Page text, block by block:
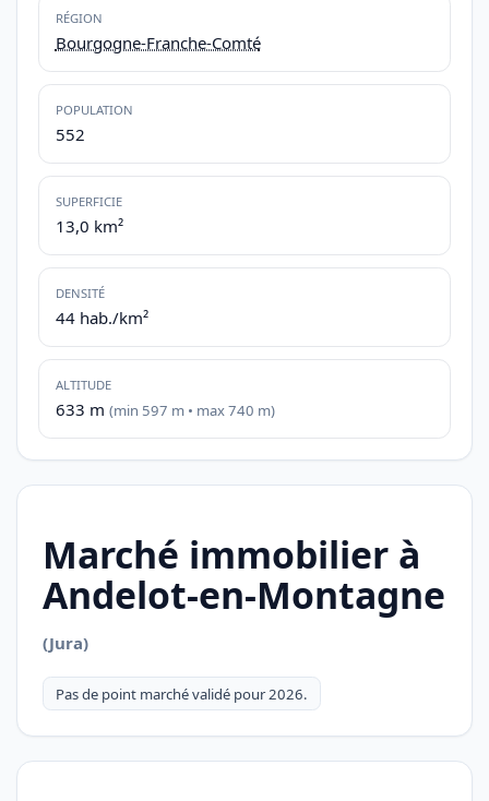
RÉGION
Bourgogne-Franche-Comté
POPULATION
552
SUPERFICIE
13,0 km²
DENSITÉ
44 hab./km²
ALTITUDE
633 m (min 597 m • max 740 m)
Marché immobilier à
Andelot-en-Montagne
(Jura)
Pas de point marché validé pour 2026.